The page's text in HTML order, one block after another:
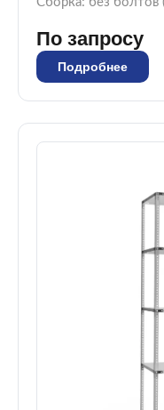
По запросу
Подробнее